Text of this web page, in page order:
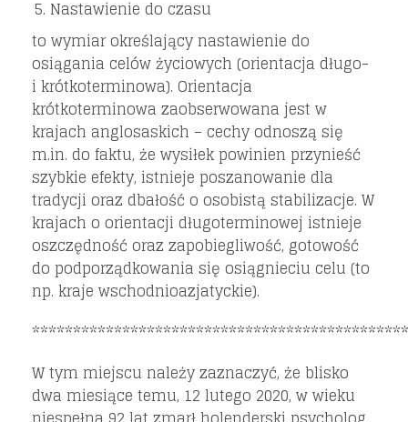
Nastawienie do czasu
to wymiar określający nastawienie do
osiągania celów życiowych (orientacja długo-
i krótkoterminowa). Orientacja
krótkoterminowa zaobserwowana jest w
krajach anglosaskich – cechy odnoszą się
m.in. do faktu, że wysiłek powinien przynieść
szybkie efekty, istnieje poszanowanie dla
tradycji oraz dbałość o osobistą stabilizacje. W
krajach o orientacji długoterminowej istnieje
oszczędność oraz zapobiegliwość, gotowość
do podporządkowania się osiągnieciu celu (to
np. kraje wschodnioazjatyckie).
W tym miejscu należy zaznaczyć, że blisko
dwa miesiące temu, 12 lutego 2020, w wieku